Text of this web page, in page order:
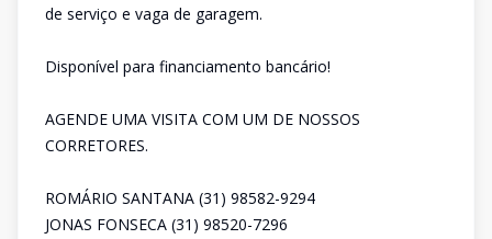
de serviço e vaga de garagem.
Disponível para financiamento bancário!
AGENDE UMA VISITA COM UM DE NOSSOS
CORRETORES.
ROMÁRIO SANTANA (31) 98582-9294
JONAS FONSECA (31) 98520-7296